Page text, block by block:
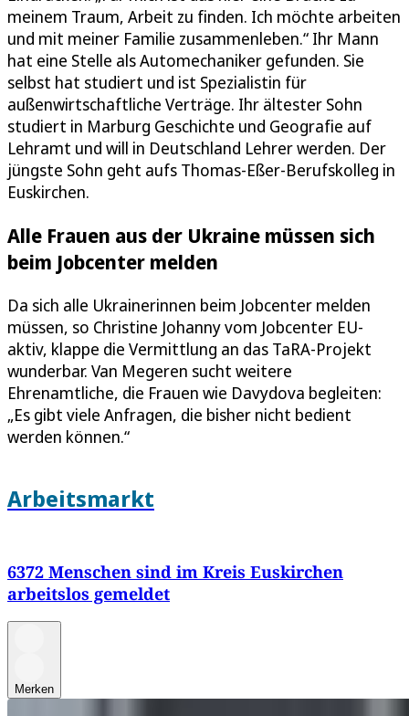
meinem Traum, Arbeit zu finden. Ich möchte arbeiten
und mit meiner Familie zusammenleben.“ Ihr Mann
hat eine Stelle als Automechaniker gefunden. Sie
selbst hat studiert und ist Spezialistin für
außenwirtschaftliche Verträge. Ihr ältester Sohn
studiert in Marburg Geschichte und Geografie auf
Lehramt und will in Deutschland Lehrer werden. Der
jüngste Sohn geht aufs Thomas-Eßer-Berufskolleg in
Euskirchen.
Alle Frauen aus der Ukraine müssen sich
beim Jobcenter melden
Da sich alle Ukrainerinnen beim Jobcenter melden
müssen, so Christine Johanny vom Jobcenter EU-
aktiv, klappe die Vermittlung an das TaRA-Projekt
wunderbar. Van Megeren sucht weitere
Ehrenamtliche, die Frauen wie Davydova begleiten:
„Es gibt viele Anfragen, die bisher nicht bedient
werden können.“
Arbeitsmarkt
6372 Menschen sind im Kreis Euskirchen
arbeitslos gemeldet
Merken